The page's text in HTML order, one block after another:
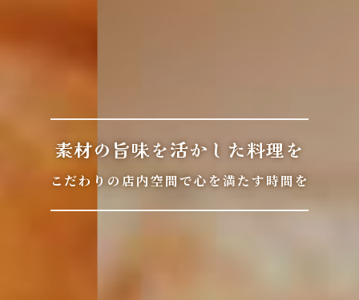
素材の旨味を活かした料理を
こだわりの店内空間で心を満たす時間を